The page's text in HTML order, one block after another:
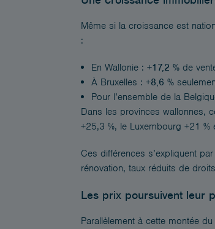
Même si la croissance est
:
En Wallonie : +17,2 % de
À Bruxelles : +8,6 %
Pour l’ensemble de la
Dans les provinces wallonnes,
+25,3 %, le Luxembourg +21 %
Ces différences s’expliquent
rénovation, taux réduits de
Les prix poursuivent leur
Parallèlement à cette montée